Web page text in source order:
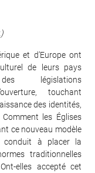
et d’Europe ont
de leurs pays
législations
touchant
des identités,
les Églises
ce nouveau modèle
conduit à placer la
traditionnelles
elles accepté cet